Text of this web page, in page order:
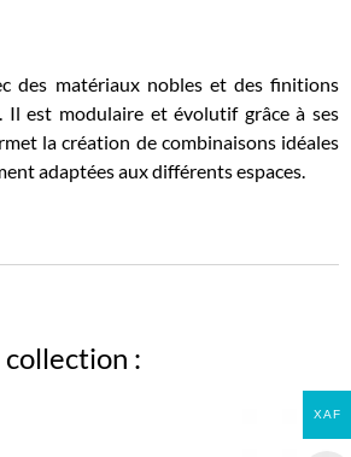
des matériaux nobles et des finitions
Il est modulaire et évolutif grâce à ses
la création de combinaisons idéales
adaptées aux différents espaces.
collection :
XAF